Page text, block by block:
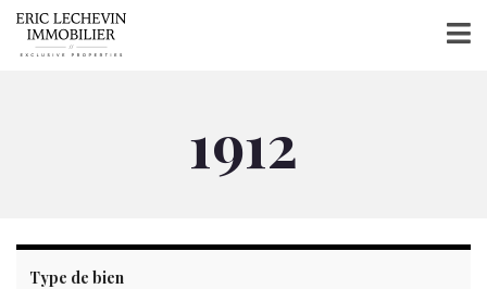
1912
Type de bien